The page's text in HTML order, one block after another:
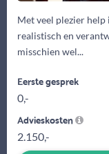
Met veel plezier
realistisch en
misschien wel...
Eerste gesprek
0,-
Advieskosten
2.150,-